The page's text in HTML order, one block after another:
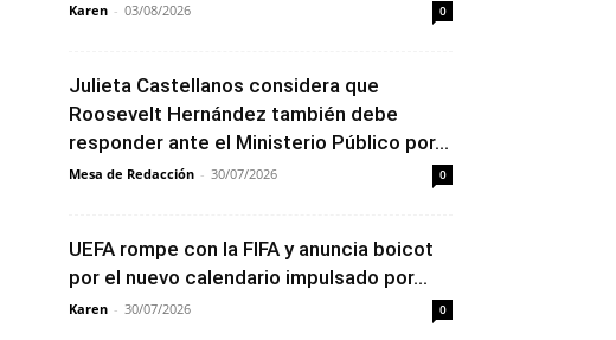
Karen - 03/08/2026 0
Julieta Castellanos considera que
Roosevelt Hernández también debe
responder ante el Ministerio Público por...
Mesa de Redacción - 30/07/2026 0
UEFA rompe con la FIFA y anuncia boicot
por el nuevo calendario impulsado por...
Karen - 30/07/2026 0